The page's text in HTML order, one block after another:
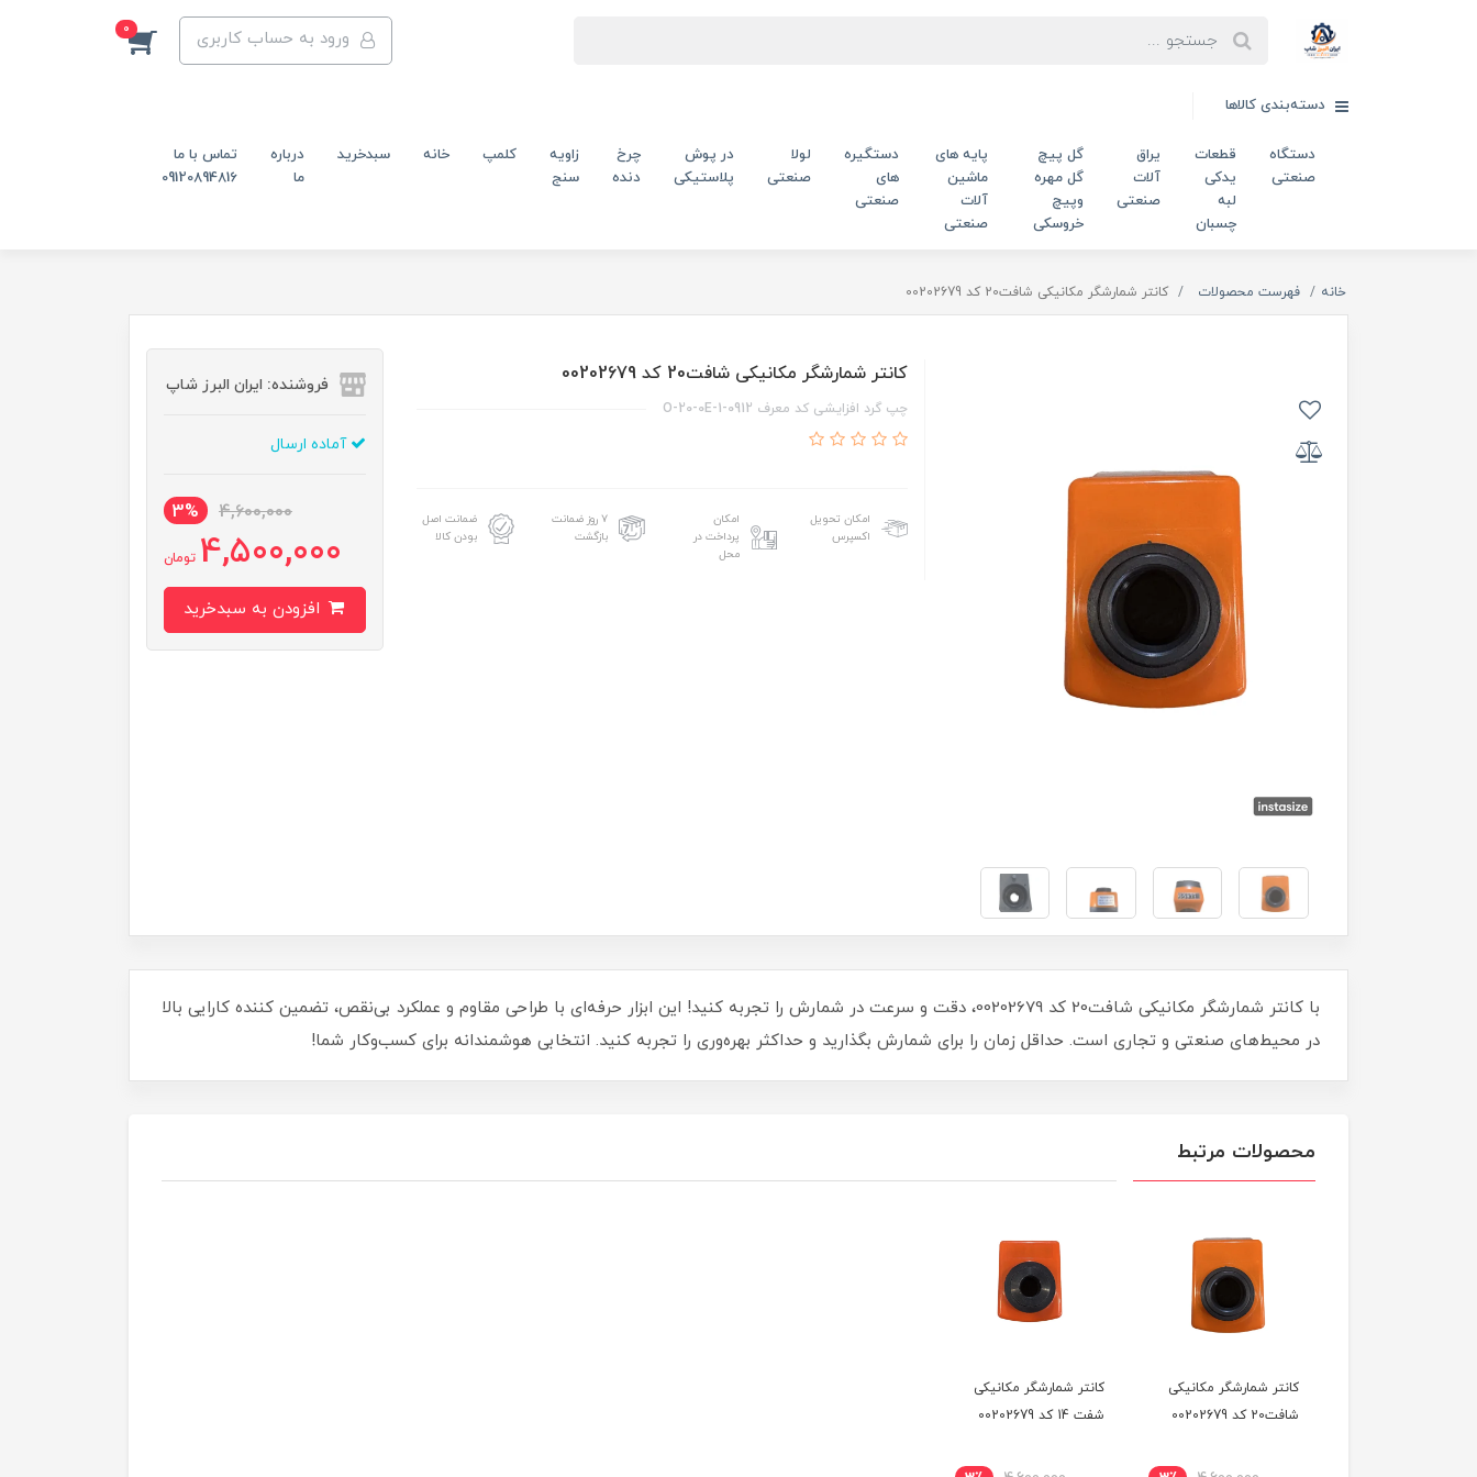
ورود به حساب کاربری 0
دسته‌بندی کالاها
دستگاه
صنعتی
قطعات
یدکی
لبه
چسبان
یراق
آلات
صنعتی
گل پیچ
گل مهره
وپیچ
خروسکی
پایه های
ماشین
آلات
صنعتی
دستگیره
های
صنعتی
لولا
صنعتی
در پوش
پلاستیکی
چرخ
دنده
زاویه
سنج
کلمپ خانه سبدخرید
درباره
ما
تماس با ما
09120894816
خانه فهرست محصولات کانتر شمارشگر مکانیکی شافت20 کد 00202679
کانتر شمارشگر مکانیکی شافت20 کد 00202679
چپ گرد افزایشی کد معرف O-20-0E-1-0912
امکان تحویل
اکسپرس
امکان
پرداخت در
محل
۷ روز ضمانت
بازگشت
ضمانت اصل
بودن کالا
فروشنده: ایران البرز شاپ
آماده ارسال
4,600,000
3%
4,500,000 تومان
با کانتر شمارشگر مکانیکی شافت20 کد 00202679، دقت و سرعت در شمارش را تجربه کنید! این ابزار حرفه‌ای با طراحی مقاوم و عملکرد بی‌نقص، تضمین کننده کارایی بالا
در محیط‌های صنعتی و تجاری است. حداقل زمان را برای شمارش بگذارید و حداکثر بهره‌وری را تجربه کنید. انتخابی هوشمندانه برای کسب‌وکار شما!
محصولات مرتبط
کانتر شمارشگر مکانیکی
شافت20 کد 00202679
کانتر شمارشگر مکانیکی
شفت 14 کد 00202679